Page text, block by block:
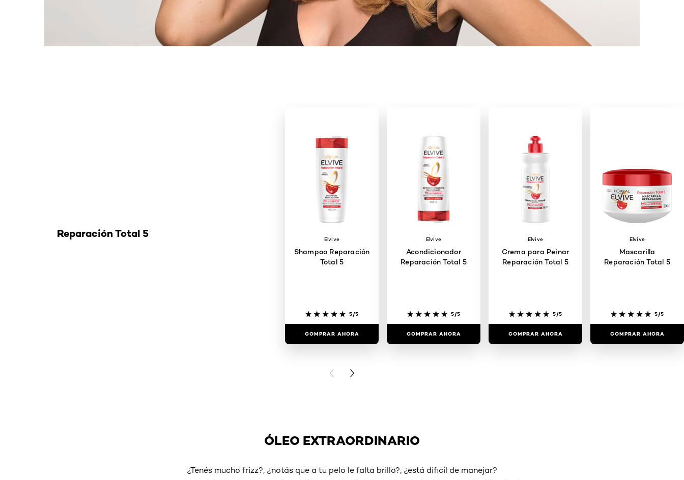
Reparación Total 5 Elvive
Shampoo Reparación
Total 5
5/5
COMPRAR AHORA
Elvive
Acondicionador
Reparación Total 5
5/5
COMPRAR AHORA
Elvive
Crema para Peinar
Reparación Total 5
5/5
COMPRAR AHORA
Elvive
Mascarilla
Reparación Total 5
5/5
COMPRAR AHORA
PREVIOUS CARD
NEXT CARD
ÓLEO EXTRAORDINARIO
¿Tenés mucho frizz?, ¿notás que a tu pelo le falta brillo?, ¿está dificil de manejar?